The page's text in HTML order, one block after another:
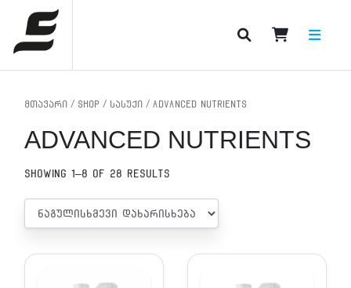
PRODUCT CATEGORIES
მთავარი / Shop / სასუქი / ADVANCED NUTRIENTS
ADVANCED NUTRIENTS
Showing 1–8 of 28 results